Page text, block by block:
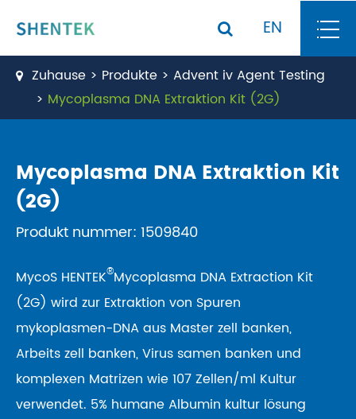
EN
Zuhause Produkte
Advent iv Agent Testing
Mycoplasma DNA Extraktion Kit (2G)
Mycoplasma DNA Extraktion Kit
(2G)
Produkt nummer: 1509840
MycoS HENTEK®Mycoplasma DNA Extraction Kit
(2G) wird zur Extraktion von Spuren
mykoplasmen-DNA aus Master zell banken,
Arbeits zell banken, Virus samen banken und
komplexen Matrizen wie 107 Zellen/ml Kultur
verwendet. 5% humane Albumin kultur lösung